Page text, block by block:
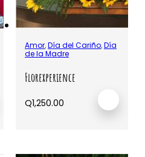
Amor,Día del Cariño,Día
de la Madre
Florexperience
Q1,250.00